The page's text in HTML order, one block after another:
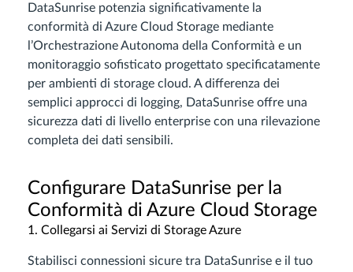
DataSunrise potenzia significativamente la
conformità di Azure Cloud Storage mediante
l’Orchestrazione Autonoma della Conformità e un
monitoraggio sofisticato progettato specificatamente
per ambienti di storage cloud. A differenza dei
semplici approcci di logging, DataSunrise offre una
sicurezza dati di livello enterprise con una rilevazione
completa dei dati sensibili.
Configurare DataSunrise per la
Conformità di Azure Cloud Storage
1. Collegarsi ai Servizi di Storage Azure
Stabilisci connessioni sicure tra DataSunrise e il tuo